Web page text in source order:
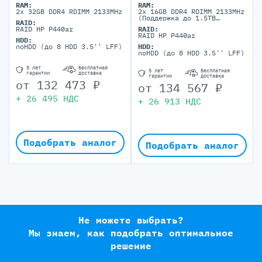
RAM:
2x 32GB DDR4 RDIMM 2133MHz
RAID:
RAID HP P440ar
HDD:
noHDD (до 8 HDD 3.5'' LFF)
5 лет
гарантии
Бесплатная
доставка
от 132 473 ₽
+ 26 495 НДС
Подобрать аналог
RAM:
2x 16GB DDR4 RDIMM 2133MHz
(Поддержка до 1.5TB
портов)
RAID:
RAID HP P440ar
HDD:
noHDD (до 8 HDD 3.5'' LFF)
5 лет
гарантии
Бесплатная
доставка
от 134 567 ₽
+ 26 913 НДС
Подобрать аналог
Не можете выбрать?
Мы знаем, как подобрать оптимальное
решение